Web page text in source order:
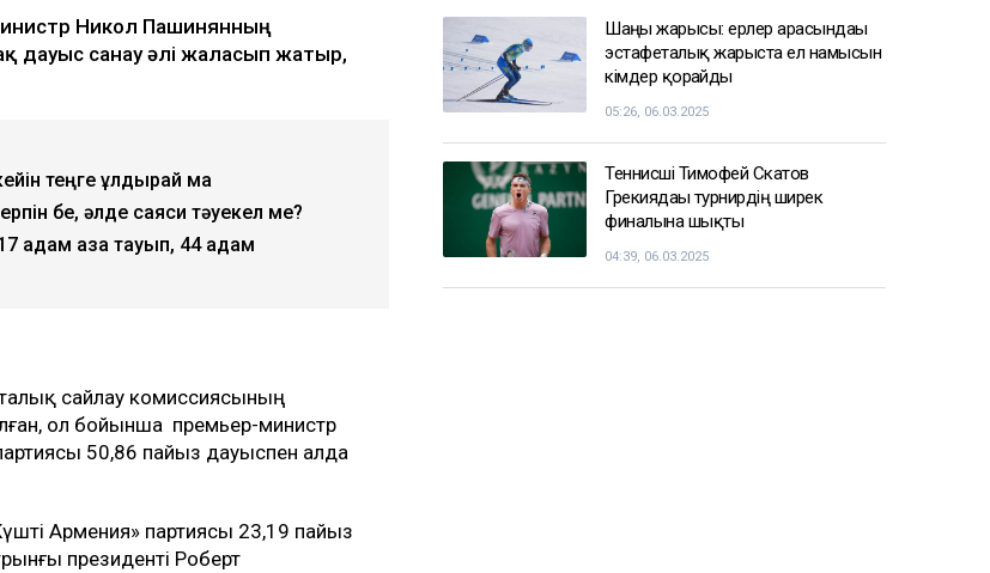
Никол Пашинянның
дауыс санау әлі жалғасып жатыр,
теңге құлдырай ма
бе, әлде саяси тәуекел ме?
адам қаза тауып, 44 адам
сайлау комиссиясының
ол бойынша премьер-министр
50,86 пайыз дауыспен алда
Армения» партиясы 23,19 пайыз
президенті Роберт
Шаңғы жарысы: ерлер арасындағы
эстафеталық жарыста ел намысын
кімдер қорғайды
05:26, 06.03.2025
Теннисші Тимофей Скатов
Грекиядағы турнирдің ширек
финалына шықты
04:39, 06.03.2025